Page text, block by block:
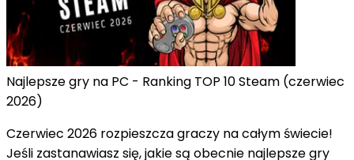
Najlepsze gry na PC - Ranking TOP 10 Steam (czerwiec
2026)
Czerwiec 2026 rozpieszcza graczy na całym świecie!
Jeśli zastanawiasz się, jakie są obecnie najlepsze gry